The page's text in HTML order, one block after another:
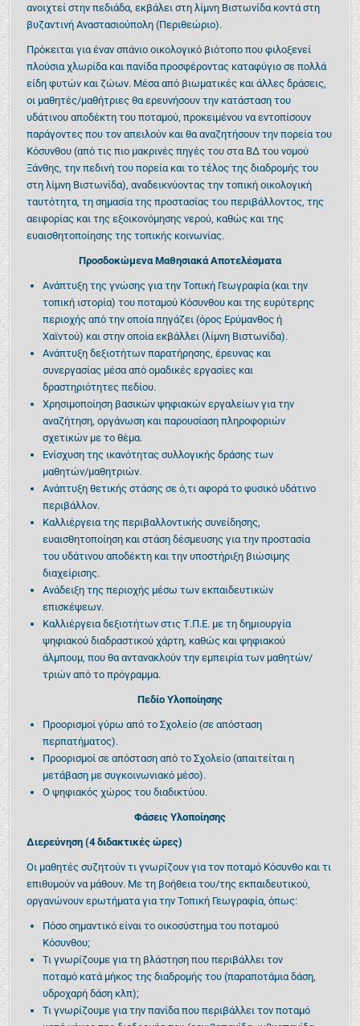
ανοιχτεί στην πεδιάδα, εκβάλει στη λίμνη Βιστωνίδα κοντά στη
βυζαντινή Αναστασιούπολη (Περιθεώριο).
Πρόκειται για έναν σπάνιο οικολογικό βιότοπο που φιλοξενεί
πλούσια χλωρίδα και πανίδα προσφέροντας καταφύγιο σε πολλά
είδη φυτών και ζώων. Μέσα από βιωματικές και άλλες δράσεις,
οι μαθητές/μαθήτριες θα ερευνήσουν την κατάσταση του
υδάτινου αποδέκτη του ποταμού, προκειμένου να εντοπίσουν
παράγοντες που τον απειλούν και θα αναζητήσουν την πορεία του
Κόσυνθου (από τις πιο μακρινές πηγές του στα ΒΔ του νομού
Ξάνθης, την πεδινή του πορεία και το τέλος της διαδρομής του
στη λίμνη Βιστωνίδα), αναδεικνύοντας την τοπική οικολογική
ταυτότητα, τη σημασία της προστασίας του περιβάλλοντος, της
αειφορίας και της εξοικονόμησης νερού, καθώς και της
ευαισθητοποίησης της τοπικής κοινωνίας.
Προσδοκώμενα Μαθησιακά Αποτελέσματα
Ανάπτυξη της γνώσης για την Τοπική Γεωγραφία (και την
τοπική ιστορία) του ποταμού Κόσυνθου και της ευρύτερης
περιοχής από την οποία πηγάζει (όρος Ερύμανθος ή
Χαϊντού) και στην οποία εκβάλλει (λίμνη Βιστωνίδα).
Ανάπτυξη δεξιοτήτων παρατήρησης, έρευνας και
συνεργασίας μέσα από ομαδικές εργασίες και
δραστηριότητες πεδίου.
Χρησιμοποίηση βασικών ψηφιακών εργαλείων για την
αναζήτηση, οργάνωση και παρουσίαση πληροφοριών
σχετικών με το θέμα.
Ενίσχυση της ικανότητας συλλογικής δράσης των
μαθητών/μαθητριών.
Ανάπτυξη θετικής στάσης σε ό,τι αφορά το φυσικό υδάτινο
περιβάλλον.
Καλλιέργεια της περιβαλλοντικής συνείδησης,
ευαισθητοποίηση και στάση δέσμευσης για την προστασία
του υδάτινου αποδέκτη και την υποστήριξη βιώσιμης
διαχείρισης.
Ανάδειξη της περιοχής μέσω των εκπαιδευτικών
επισκέψεων.
Καλλιέργεια δεξιοτήτων στις Τ.Π.Ε. με τη δημιουργία
ψηφιακού διαδραστικού χάρτη, καθώς και ψηφιακού
άλμπουμ, που θα αντανακλούν την εμπειρία των μαθητών/
τριών από το πρόγραμμα.
Πεδίο Υλοποίησης
Προορισμοί γύρω από το Σχολείο (σε απόσταση
περπατήματος).
Προορισμοί σε απόσταση από το Σχολείο (απαιτείται η
μετάβαση με συγκοινωνιακό μέσο).
Ο ψηφιακός χώρος του διαδικτύου.
Φάσεις Υλοποίησης
Διερεύνηση (4 διδακτικές ώρες)
Οι μαθητές συζητούν τι γνωρίζουν για τον ποταμό Κόσυνθο και τι
επιθυμούν να μάθουν. Με τη βοήθεια του/της εκπαιδευτικού,
οργανώνουν ερωτήματα για την Τοπική Γεωγραφία, όπως:
Πόσο σημαντικό είναι το οικοσύστημα του ποταμού
Κόσυνθου;
Τι γνωρίζουμε για τη βλάστηση που περιβάλλει τον
ποταμό κατά μήκος της διαδρομής του (παραποτάμια δάση,
υδροχαρή δάση κλπ);
Τι γνωρίζουμε για την πανίδα που περιβάλλει τον ποταμό